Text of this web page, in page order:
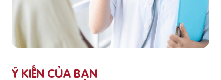
Ý KIẾN CỦA BẠN